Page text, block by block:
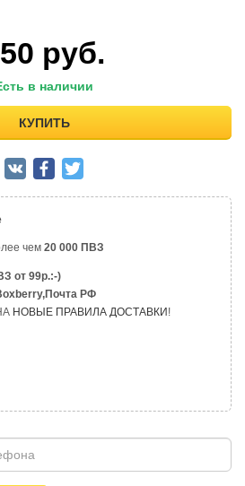
руб.
в наличии
КУПИТЬ
чем 20 000 ПВЗ
от 99р.:-)
РФ
НОВЫЕ ПРАВИЛА ДОСТАВКИ!